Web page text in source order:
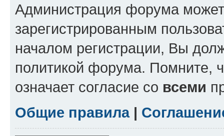
Администрация форума может
зарегистрированным
началом регистрации, Вы
политикой форума. Помните,
означает согласие со всеми
Общие правила|